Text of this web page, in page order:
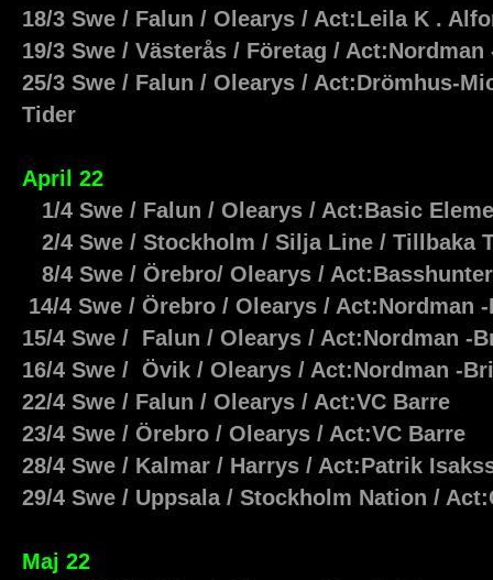
18/3 Swe / Falun / Olearys / Act:Leila K .
19/3 Swe / Västerås / Företag /
25/3 Swe / Falun / Olearys / Act:Drömhus-
Tider
April 22
1/4 Swe / Falun / Olearys / Act:Basic
2/4 Swe / Stockholm / Silja Line / Tillbaka
8/4 Swe / Örebro/ Olearys /
14/4 Swe / Örebro / Olearys / Act:Nordman
15/4 Swe / Falun / Olearys / Act:Nordman -
16/4 Swe / Övik / Olearys / Act:Nordman -
22/4 Swe / Falun / Olearys / Act:VC Barre
23/4 Swe / Örebro / Olearys / Act:VC Barre
28/4 Swe / Kalmar / Harrys / Act:Patrik
29/4 Swe / Uppsala / Stockholm Nation /
Maj 22